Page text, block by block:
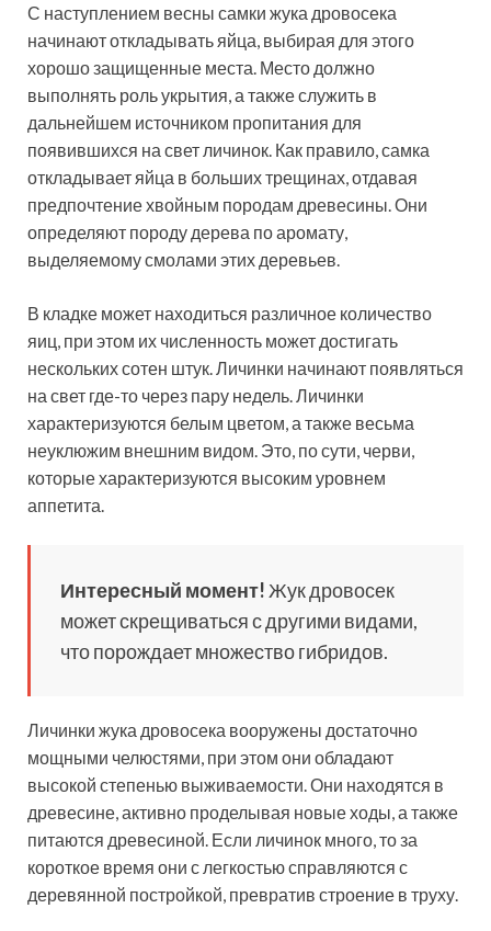
С наступлением весны самки жука дровосека
начинают откладывать яйца, выбирая для этого
хорошо защищенные места. Место должно
выполнять роль укрытия, а также служить в
дальнейшем источником пропитания для
появившихся на свет личинок. Как правило, самка
откладывает яйца в больших трещинах, отдавая
предпочтение хвойным породам древесины. Они
определяют породу дерева по аромату,
выделяемому смолами этих деревьев.
В кладке может находиться различное количество
яиц, при этом их численность может достигать
нескольких сотен штук. Личинки начинают появляться
на свет где-то через пару недель. Личинки
характеризуются белым цветом, а также весьма
неуклюжим внешним видом. Это, по сути, черви,
которые характеризуются высоким уровнем
аппетита.
Интересный момент! Жук дровосек
может скрещиваться с другими видами,
что порождает множество гибридов.
Личинки жука дровосека вооружены достаточно
мощными челюстями, при этом они обладают
высокой степенью выживаемости. Они находятся в
древесине, активно проделывая новые ходы, а также
питаются древесиной. Если личинок много, то за
короткое время они с легкостью справляются с
деревянной постройкой, превратив строение в труху.